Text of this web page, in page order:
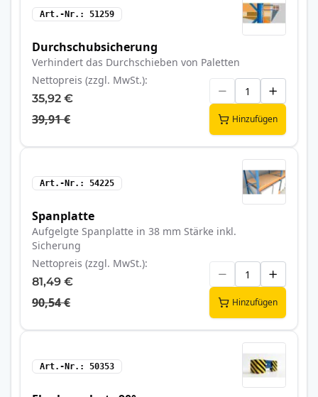
Art.-Nr. 51259
Durchschubsicherung
Verhindert das Durchschieben von Paletten
Nettopreis (zzgl. MwSt.)
35,92 €
39,91 € Hinzufügen
Art.-Nr. 54225
Spanplatte
Aufgelgte Spanplatte in 38 mm Stärke inkl.
Sicherung
Nettopreis (zzgl. MwSt.)
81,49 €
90,54 € Hinzufügen
Art.-Nr. 50353